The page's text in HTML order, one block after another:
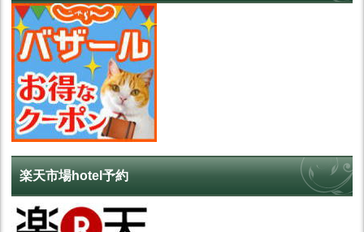
楽天市場hotel予約